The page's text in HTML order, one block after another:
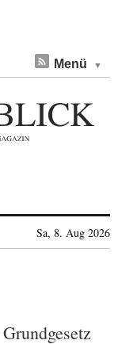
Menü
Sa, 8. Aug 2026